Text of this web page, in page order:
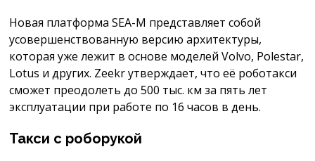
Новая платформа SEA-M представляет собой
усовершенствованную версию архитектуры,
которая уже лежит в основе моделей Volvo, Polestar,
Lotus и других. Zeekr утверждает, что её роботакси
сможет преодолеть до 500 тыс. км за пять лет
эксплуатации при работе по 16 часов в день.
Такси с роборукой